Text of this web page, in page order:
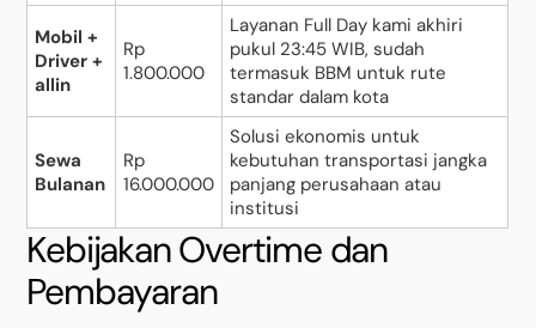
Mobil +
Driver +
allin
Rp
1.800.000
Layanan Full Day kami akhiri
pukul 23:45 WIB, sudah
termasuk BBM untuk rute
standar dalam kota
Sewa
Bulanan
Rp
16.000.000
Solusi ekonomis untuk
kebutuhan transportasi jangka
panjang perusahaan atau
institusi
Kebijakan Overtime dan
Pembayaran